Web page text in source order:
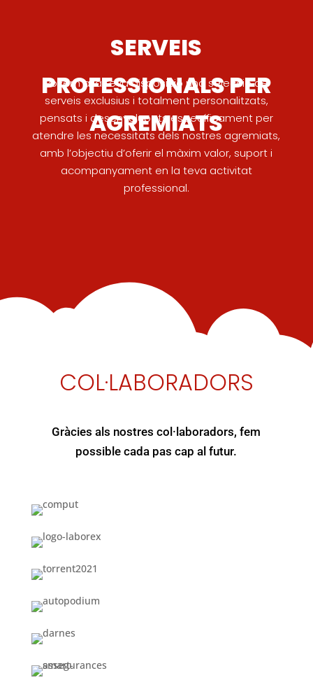
SERVEIS
PROFESSIONALS PER
AGREMIATS
Posem a la teva disposició una selecció de
serveis exclusius i totalment personalitzats,
pensats i desenvolupats específicament per
atendre les necessitats dels nostres agremiats,
amb l’objectiu d’oferir el màxim valor, suport i
acompanyament en la teva activitat
professional.
COL·LABORADORS
Gràcies als nostres col·laboradors, fem
possible cada pas cap al futur.